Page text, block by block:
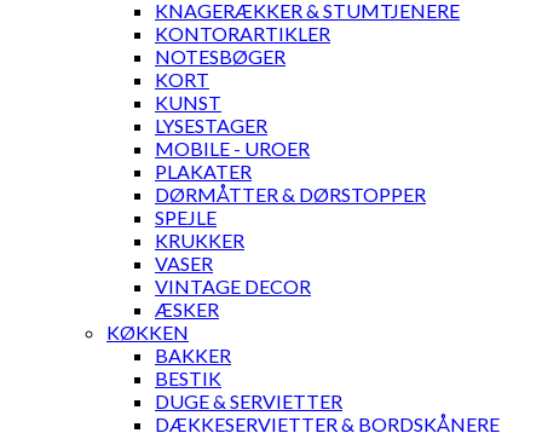
KNAGERÆKKER & STUMTJENERE
KONTORARTIKLER
NOTESBØGER
KORT
KUNST
LYSESTAGER
MOBILE - UROER
PLAKATER
DØRMÅTTER & DØRSTOPPER
SPEJLE
KRUKKER
VASER
VINTAGE DECOR
ÆSKER
KØKKEN
BAKKER
BESTIK
DUGE & SERVIETTER
DÆKKESERVIETTER & BORDSKÅNERE